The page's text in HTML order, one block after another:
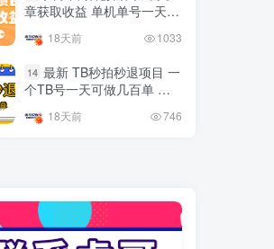
章获取收益 单机单号一天下
18天前 1033
14 最新 TB秒拍秒退项目 一
个TB号一天可做几百单 单
18天前 746